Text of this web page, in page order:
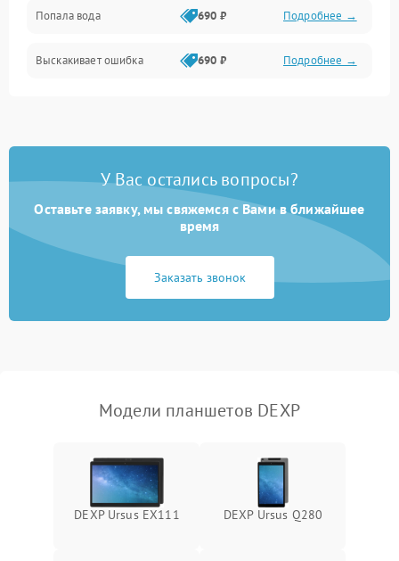
Разговор (микрофон, динамик)
Перегрев и нестабильная работа
Программные сбои
Сенсорное управление
Проблемы с механикой
Попала вода 690 ₽ Подробнее →
Выскакивает ошибка 690 ₽ Подробнее →
У Вас остались вопросы?
Оставьте заявку, мы свяжемся с Вами в ближайшее
время
Заказать звонок
Модели планшетов DEXP
DEXP Ursus EX111 DEXP Ursus Q280